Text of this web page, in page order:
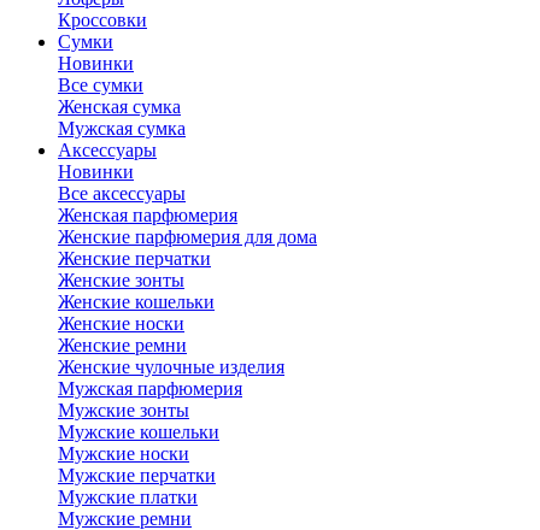
Кроссовки
Сумки
Новинки
Все сумки
Женская сумка
Мужская сумка
Аксессуары
Новинки
Все аксессуары
Женская парфюмерия
Женские парфюмерия для дома
Женские перчатки
Женские зонты
Женские кошельки
Женские носки
Женские ремни
Женские чулочные изделия
Мужская парфюмерия
Мужские зонты
Мужские кошельки
Мужские носки
Мужские перчатки
Мужские платки
Мужские ремни